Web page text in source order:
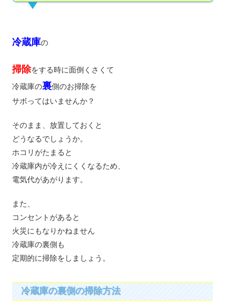
冷蔵庫の
掃除をする時に面倒くさくて
冷蔵庫の裏側のお掃除を
サボってはいませんか？
そのまま、放置しておくと
どうなるでしょうか。
ホコリがたまると
冷蔵庫内が冷えにくくなるため、
電気代があがります。
また、
コンセントがあると
火災にもなりかねません
冷蔵庫の裏側も
定期的に掃除をしましょう。
冷蔵庫の裏側の掃除方法